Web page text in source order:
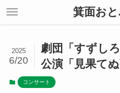
箕面お
劇団「すずし
公演「見果てぬ
2025
6/20
コンサート